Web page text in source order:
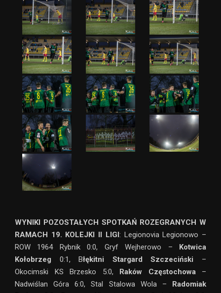
WYNIKI POZOSTAŁYCH SPOTKAŃ ROZEGRANYCH W
RAMACH 19. KOLEJKI II LIGI: Legionovia Legionowo –
ROW 1964 Rybnik 0:0, Gryf Wejherowo – Kotwica
Kołobrzeg 0:1, Błękitni Stargard Szczeciński –
Okocimski KS Brzesko 5:0, Raków Częstochowa–
Nadwiślan Góra 6:0, Stal Stalowa Wola – Radomiak